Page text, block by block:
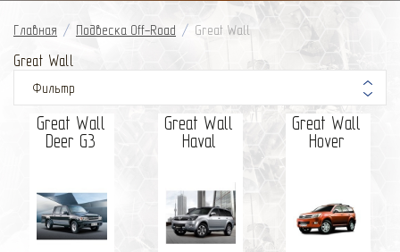
Фильтр
Главная / Подвеска Off-Road / Great Wall
Great Wall
Great Wall
Deer G3
Great Wall
Haval
Great Wall
Hover